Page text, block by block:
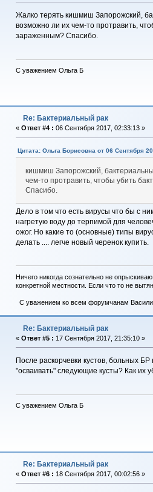
Жалко терять кишмиш Запорожский,
возможно ли их чем-то протравить,
зараженным? Спасибо.
С уважением Ольга Б
Re: Бактериальный рак
« Ответ #4 : 06 Сентября 2017, 02:33:13 »
Цитата: Ольга Борисовна от 06 Сентября
кишмиш Запорожский,
чем-то протравить, чтобы убить
Спасибо.
Дело в том что есть вирусы что бы с
нагретую воду до терпимой для
ожог. Но какие то (основные) типы
делать .... легче новый черенок купить.
Ничего никогда сознательно не
конкретной местности. Если что то не
С уважением ко всем форумчанам
Re: Бактериальный рак
« Ответ #5 : 17 Сентября 2017, 21:35:10 »
После раскорчевки кустов, больных
"осваивать" следующие кусты? Как их
С уважением Ольга Б
Re: Бактериальный рак
« Ответ #6 : 18 Сентября 2017, 00:02:56 »